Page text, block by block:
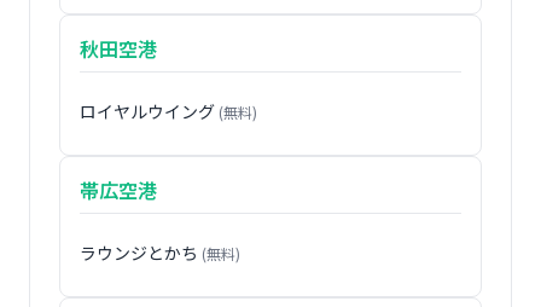
秋田空港
ロイヤルウイング (無料)
帯広空港
ラウンジとかち (無料)